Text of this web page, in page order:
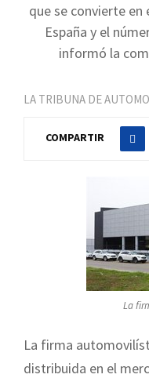
que se convierte
España y el
informó la
LA TRIBUNA DE
COMPARTIR
La
La firma
distribuida en el